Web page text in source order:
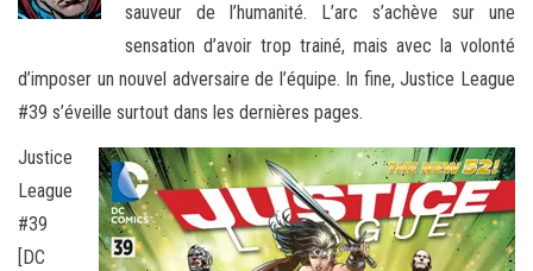
sauveur de l’humanité. L’arc s’achève sur une
sensation d’avoir trop trainé, mais avec la volonté
d’imposer un nouvel adversaire de l’équipe. In fine, Justice League
#39 s’éveille surtout dans les dernières pages.
Justice
League
#39
[DC